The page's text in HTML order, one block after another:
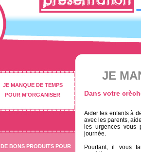
JE MANQUE DE TEMPS
POUR M’ORGANISER
DE BONS PRODUITS POUR
JE
Dans votre
Aider les enfants à
avec les parents,
les urgences vous
journée.
Pourtant, il vous